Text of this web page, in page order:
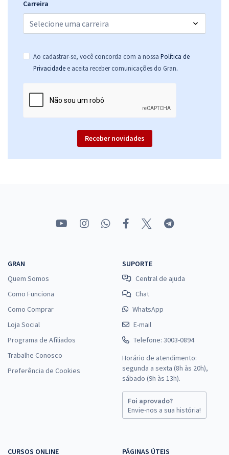
Carreira
Ao cadastrar-se, você concorda com a nossa Política de
Privacidade e aceita receber comunicações do Gran.
Receber novidades
GRAN
Quem Somos
Como Funciona
Como Comprar
Loja Social
Programa de Afiliados
Trabalhe Conosco
Preferência de Cookies
SUPORTE
Central de ajuda
Chat
WhatsApp
E-mail
Telefone: 3003-0894
Horário de atendimento:
segunda a sexta (8h às 20h),
sábado (9h às 13h).
Foi aprovado?
Envie-nos a sua história!
CURSOS ONLINE PÁGINAS ÚTEIS